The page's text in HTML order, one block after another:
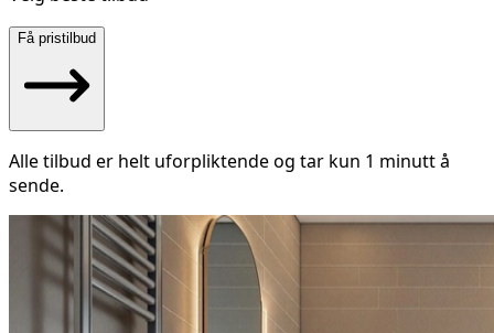
Få pristilbud
Alle tilbud er helt uforpliktende og tar kun 1 minutt å
sende.